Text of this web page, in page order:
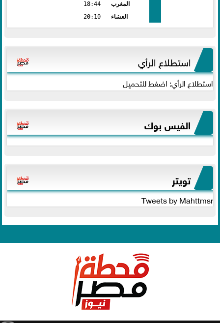
المغرب
18:44
العشاء
20:10
استطلاع الرأي
استطلاع الرأي: اضغط للتحميل
الفيس بوك
تويتر
Tweets by Mahttmsr